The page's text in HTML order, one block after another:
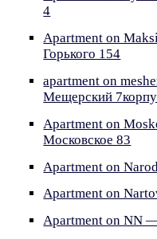
4
Apartment on
Горького 154
apartment on
Мещерский
Apartment on
Московское 83
Apartment on
Apartment on
Apartment on NN